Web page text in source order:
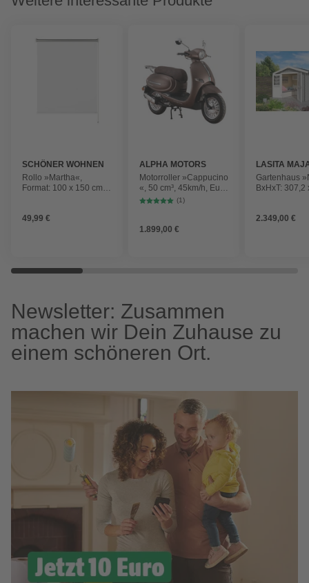
SCHÖNER WOHNEN
KOLLEKTION
Rollo »Martha«,
Format: 100 x 150 cm,
49,99 €
ALPHA MOTORS
Motorroller »Cappucino
«, 50 cm³, 45km/h, Euro
5
(1)
1.899,00 €
LASITA
Gartenhaus
BxHxT: 307,2
Holz
2.349,00 €
Newsletter: Zusammen
machen wir Dein Zuhause zu
einem schöneren Ort.